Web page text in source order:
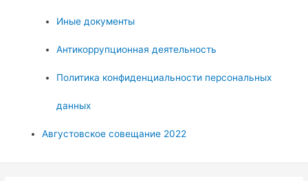
Иные документы
Антикоррупционная деятельность
Политика конфиденциальности персональных
данных
Августовское совещание 2022